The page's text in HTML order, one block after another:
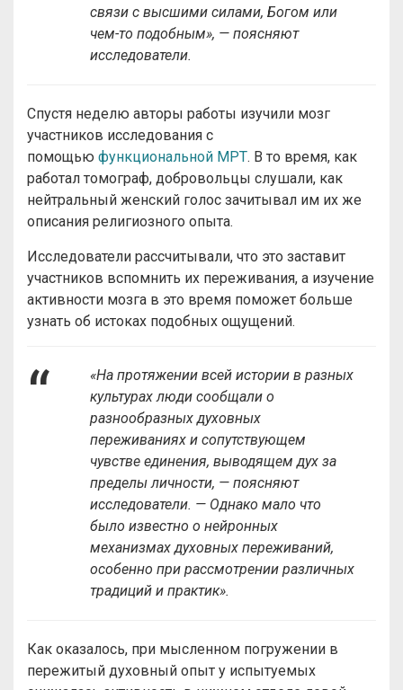
связи с высшими силами, Богом или
чем-то подобным», — поясняют
исследователи.
Спустя неделю авторы работы изучили мозг
участников исследования с
помощью функциональной МРТ. В то время, как
работал томограф, добровольцы слушали, как
нейтральный женский голос зачитывал им их же
описания религиозного опыта.
Исследователи рассчитывали, что это заставит
участников вспомнить их переживания, а изучение
активности мозга в это время поможет больше
узнать об истоках подобных ощущений.
«На протяжении всей истории в разных
культурах люди сообщали о
разнообразных духовных
переживаниях и сопутствующем
чувстве единения, выводящем дух за
пределы личности, — поясняют
исследователи. — Однако мало что
было известно о нейронных
механизмах духовных переживаний,
особенно при рассмотрении различных
традиций и практик».
Как оказалось, при мысленном погружении в
пережитый духовный опыт у испытуемых